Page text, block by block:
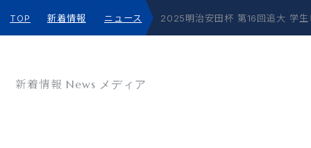
TOP 新着情報 ニュース 2025明治安田杯 第16回追大 学
新着情報 News メディア